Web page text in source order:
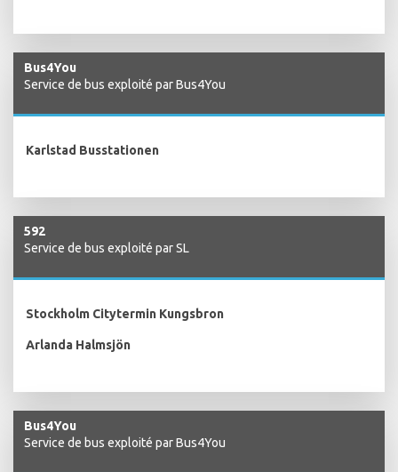
Bus4You
Service de bus exploité par Bus4You
Karlstad Busstationen
592
Service de bus exploité par SL
Stockholm Citytermin Kungsbron
Arlanda Halmsjön
Bus4You
Service de bus exploité par Bus4You